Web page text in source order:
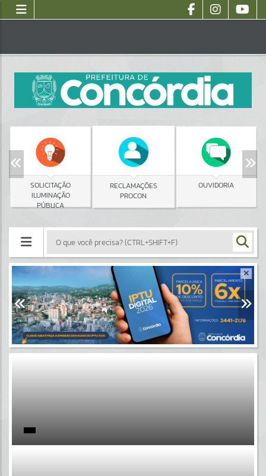
SOLICITAÇÃO
ILUMINAÇÃO
PÚBLICA
RECLAMAÇÕES
PROCON
OUVIDORIA
Portais
Por favor, aguarde...
Por favor, aguarde...